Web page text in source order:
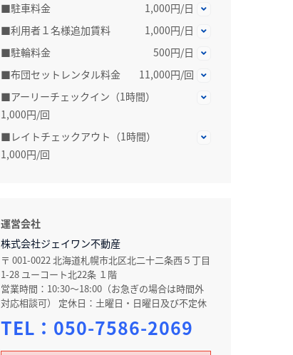
■駐車料金
1,000円/日
■利用者１名様追加賃料
1,000円/日
■駐輪料金
500円/日
■布団セットレンタル料金
11,000円/回
■アーリーチェックイン（1時間）
1,000円/回
■レイトチェックアウト（1時間）
1,000円/回
運営会社
株式会社ジェイワン不動産
〒 001-0022 北海道札幌市北区北二十二条西５丁目
1-28 ユーコート北22条 １階
営業時間：10:30～18:00（お急ぎの場合は時間外
対応相談可） 定休日：土曜日・日曜日及び不定休
TEL： 050-7586-2069